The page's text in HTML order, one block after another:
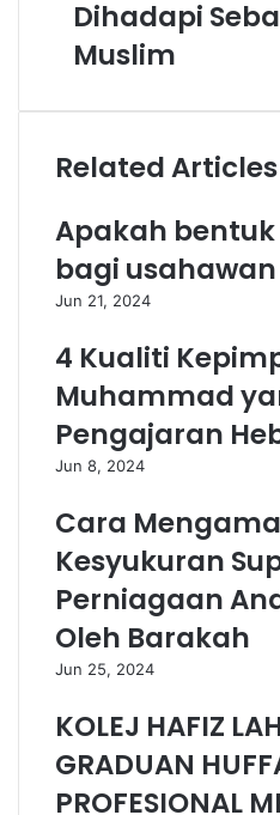
Dihadapi
Muslim
Related Articles
Apakah
bagi
Jun 21, 2024
4 Kualiti
Muhammad
Pengajaran
Jun 8, 2024
Cara
Kesyukuran
Perniagaan
Oleh Barakah
Jun 25, 2024
KOLEJ HAFIZ
GRADUAN
PROFESIONAL